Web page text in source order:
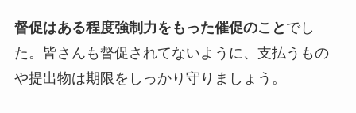
督促はある程度強制力をもった催促のこと でし
た。皆さんも督促されてないように、支払うもの
や提出物は期限をしっかり守りましょう。